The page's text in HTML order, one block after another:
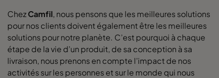
ChezCamfil, nous pensons que les meilleures solutions
pour nos clients doivent également être les meilleures
solutions pour notre planète. C’est pourquoi à chaque
étape de la vie d’un produit, de sa conception à sa
livraison, nous prenons en compte l’impact de nos
activités sur les personnes et sur le monde qui nous